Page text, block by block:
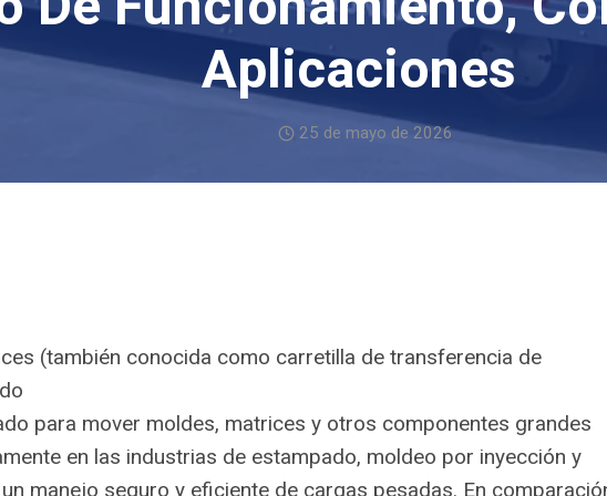
Aplicaciones
25 de mayo de 2026
(también conocida como carretilla de transferencia de
para mover moldes, matrices y otros componentes grandes
en las industrias de estampado, moldeo por inyección y
manejo seguro y eficiente de cargas pesadas. En